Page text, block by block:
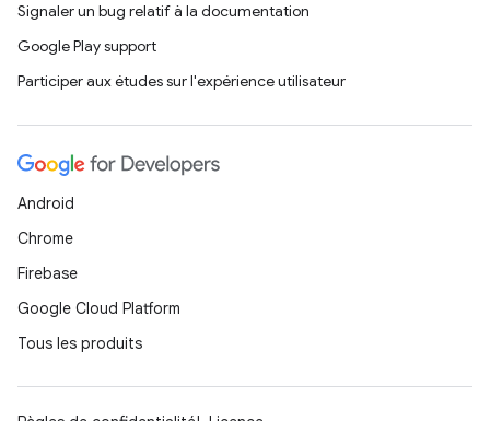
Signaler un bug relatif à la documentation
Google Play support
Participer aux études sur l'expérience utilisateur
Android
Chrome
Firebase
Google Cloud Platform
Tous les produits